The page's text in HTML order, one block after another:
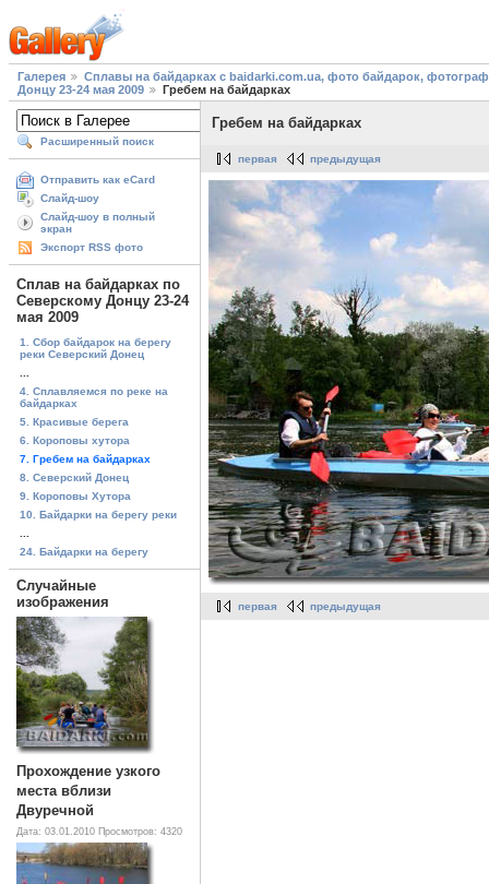
Галерея
Сплавы на байдарках с baidarki.com.ua, фото байдарок,
Донцу 23-24 мая 2009
Гребем на байдарках
Расширенный поиск
Отправить как eCard
Слайд-шоу
Слайд-шоу в полный
экран
Экспорт RSS фото
Сплав на байдарках по
Северскому Донцу 23-24
мая 2009
1. Сбор байдарок на берегу
реки Северский Донец
4. Сплавляемся по реке на
байдарках
5. Красивые берега
6. Короповы хутора
7. Гребем на байдарках
8. Северский Донец
9. Короповы Хутора
10. Байдарки на берегу реки
24. Байдарки на берегу
Случайные
изображения
Прохождение узкого
места вблизи
Двуречной
Дата: 03.01.2010 Просмотров: 4320
Гребем на байдарках
первая предыдущая
первая предыдущая